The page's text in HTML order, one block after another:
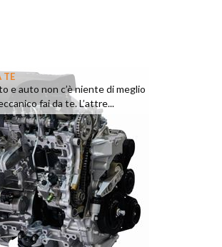
TE
e auto non c’è niente di meglio
fai da te. L’attre...